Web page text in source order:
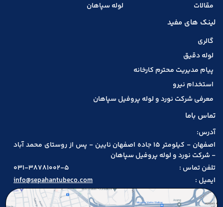
مقالات
لوله سپاهان
لینک های مفید
گالری
لوله دقیق
پیام مدیریت محترم کارخانه
استخدام نیرو
معرفی شرکت نورد و لوله پروفیل سپاهان
تماس باما
آدرس:
اصفهان - کیلومتر 15 جاده اصفهان نایین - پس از روستای محمد آباد
- شرکت نورد و لوله پروفیل سپاهان
تلفن تماس :
031-38781002-5
ایمیل :
info@sepahantubeco.com